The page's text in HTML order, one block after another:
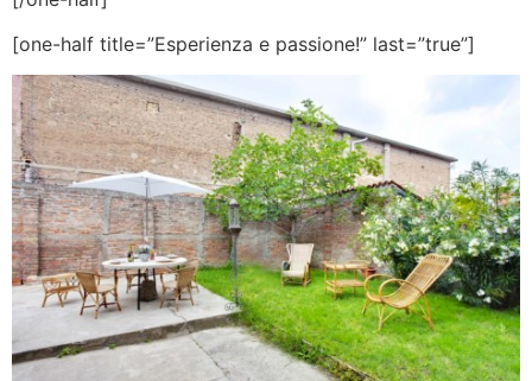
[one-half title=”Esperienza e passione!” last=”true”]